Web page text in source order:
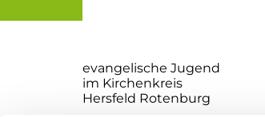
evangelische Jugend
im Kirchenkreis
Hersfeld Rotenburg